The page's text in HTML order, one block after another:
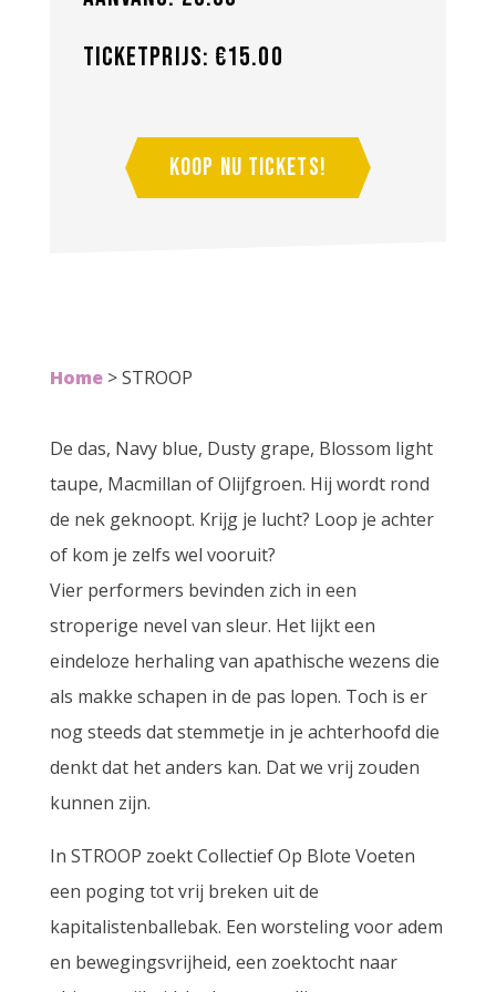
Ticketprijs: €15.00
Koop nu tickets!
Home>STROOP
De das, Navy blue, Dusty grape, Blossom light
taupe, Macmillan of Olijfgroen. Hij wordt rond
de nek geknoopt. Krijg je lucht? Loop je achter
of kom je zelfs wel vooruit?
Vier performers bevinden zich in een
stroperige nevel van sleur. Het lijkt een
eindeloze herhaling van apathische wezens die
als makke schapen in de pas lopen. Toch is er
nog steeds dat stemmetje in je achterhoofd die
denkt dat het anders kan. Dat we vrij zouden
kunnen zijn.
In STROOP zoekt Collectief Op Blote Voeten
een poging tot vrij breken uit de
kapitalistenballebak. Een worsteling voor adem
en bewegingsvrijheid, een zoektocht naar